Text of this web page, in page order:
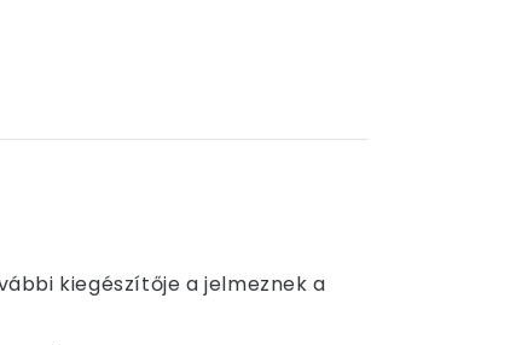
kiegészítője a jelmeznek a